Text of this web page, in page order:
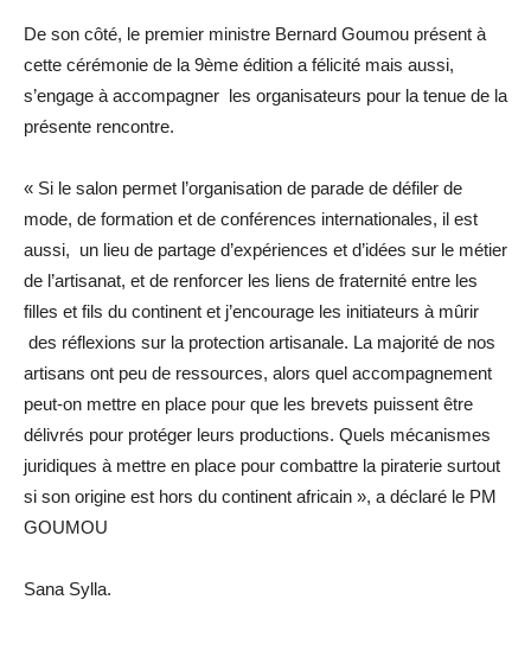
De son côté, le premier ministre Bernard Goumou présent à
cette cérémonie de la 9ème édition a félicité mais aussi,
s’engage à accompagner les organisateurs pour la tenue de la
présente rencontre.
« Si le salon permet l’organisation de parade de défiler de
mode, de formation et de conférences internationales, il est
aussi, un lieu de partage d’expériences et d’idées sur le métier
de l’artisanat, et de renforcer les liens de fraternité entre les
filles et fils du continent et j’encourage les initiateurs à mûrir
des réflexions sur la protection artisanale. La majorité de nos
artisans ont peu de ressources, alors quel accompagnement
peut-on mettre en place pour que les brevets puissent être
délivrés pour protéger leurs productions. Quels mécanismes
juridiques à mettre en place pour combattre la piraterie surtout
si son origine est hors du continent africain », a déclaré le PM
GOUMOU
Sana Sylla.